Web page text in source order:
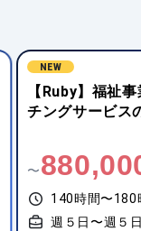
NEW
【Ruby】福祉
チングサービス
〜
140時間〜180
週５日〜週５